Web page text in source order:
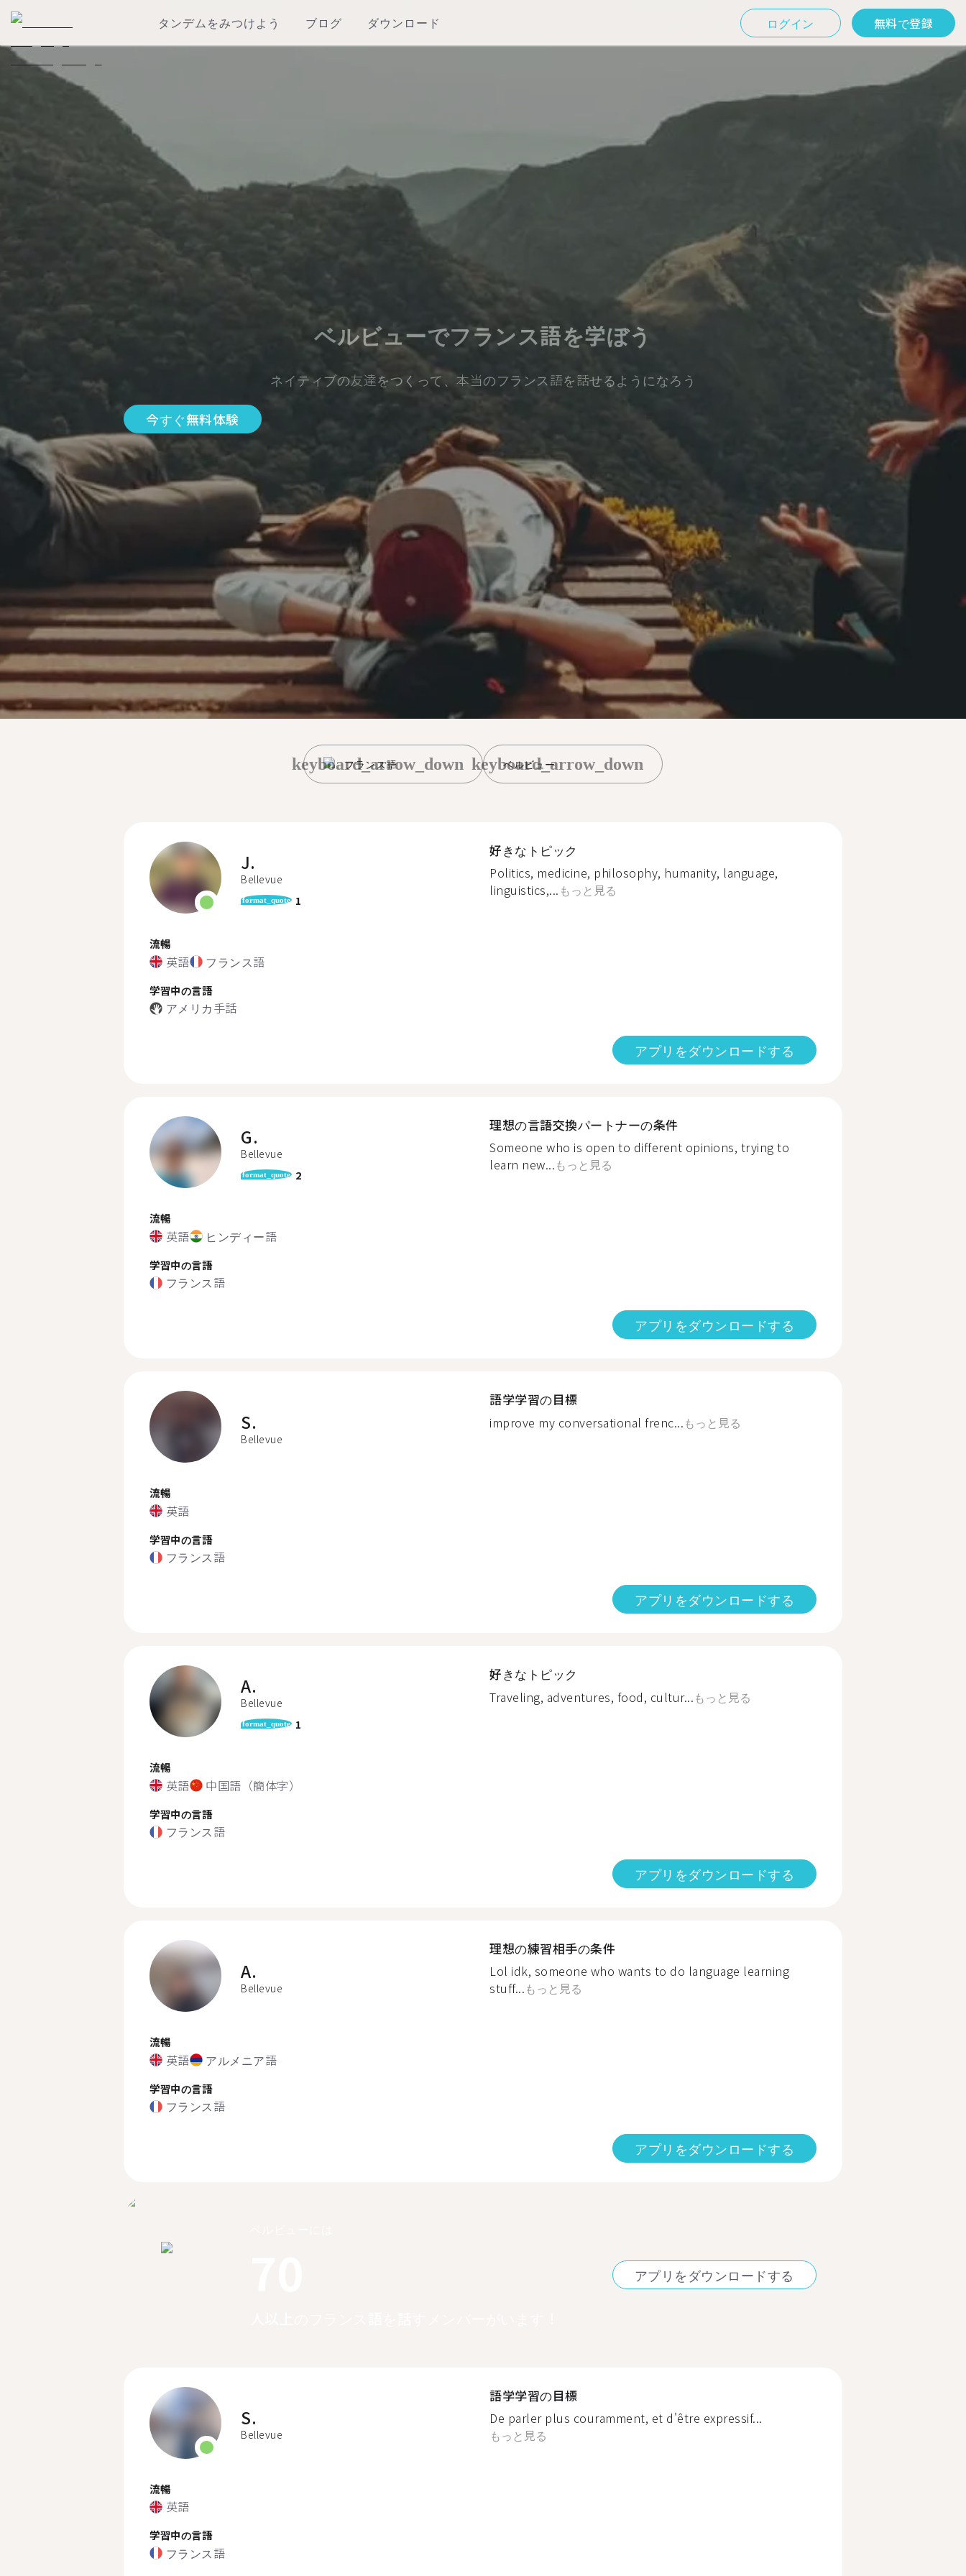
タンデムをみつけよう ブログ ダウンロード ログイン 無料で登録
ベルビューでフランス語を学ぼう
ネイティブの友達をつくって、本当のフランス語を話せるようになろう
今すぐ無料体験
フランス語
keyboard_arrow_down ベルビュー
keyboard_arrow_down
J.
Bellevue
format_quote 1
流暢
英語 フランス語
学習中の言語
アメリカ手話
好きなトピック
Politics, medicine, philosophy, humanity, language,
linguistics,... もっと見る
アプリをダウンロードする
G.
Bellevue
format_quote 2
流暢
英語 ヒンディー語
学習中の言語
フランス語
理想の言語交換パートナーの条件
Someone who is open to different opinions, trying to
learn new...もっと見る
アプリをダウンロードする
S.
Bellevue
流暢
英語
学習中の言語
フランス語
語学学習の目標
improve my conversational frenc...もっと見る
アプリをダウンロードする
A.
Bellevue
format_quote 1
流暢
英語 中国語（簡体字）
学習中の言語
フランス語
好きなトピック
Traveling, adventures, food, cultur...もっと見る
アプリをダウンロードする
A.
Bellevue
流暢
英語 アルメニア語
学習中の言語
フランス語
理想の練習相手の条件
Lol idk, someone who wants to do language learning
stuff...もっと見る
アプリをダウンロードする
アプリをダウンロードする
S.
Bellevue
流暢
英語
学習中の言語
フランス語
語学学習の目標
De parler plus couramment, et d'être expressif...
もっと見る